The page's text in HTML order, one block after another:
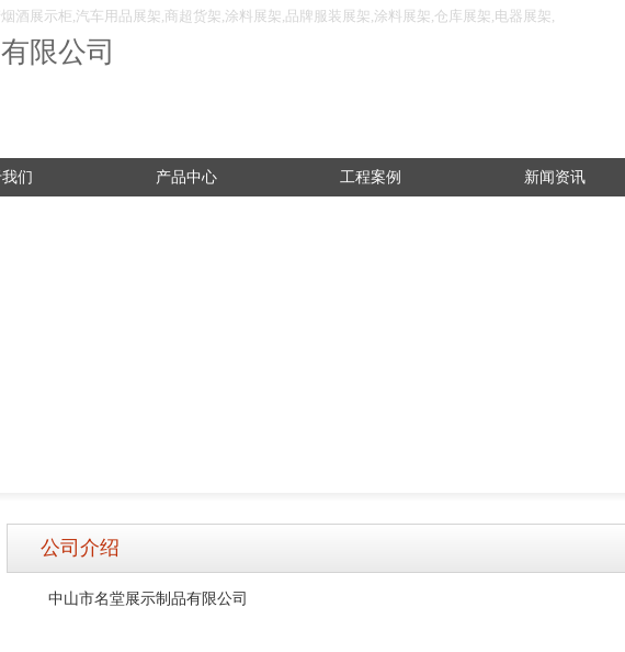
酒展示柜,汽车用品展架,商超货架,涂料展架,品牌服装展架,涂料展架,仓库展架,电器展架,
们 产品中心 工程案例 新闻资讯
公司介绍
中山市名堂展示制品有限公司